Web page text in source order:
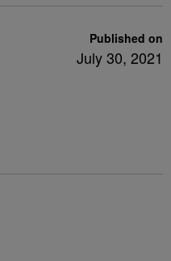
Published on
July 30, 2021